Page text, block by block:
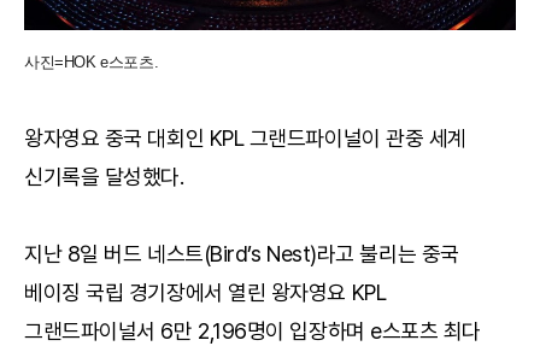
사진=HOK e스포츠.
왕자영요 중국 대회인 KPL 그랜드파이널이 관중 세계
신기록을 달성했다.
지난 8일 버드 네스트(Bird’s Nest)라고 불리는 중국
베이징 국립 경기장에서 열린 왕자영요 KPL
그랜드파이널서 6만 2,196명이 입장하며 e스포츠 최다